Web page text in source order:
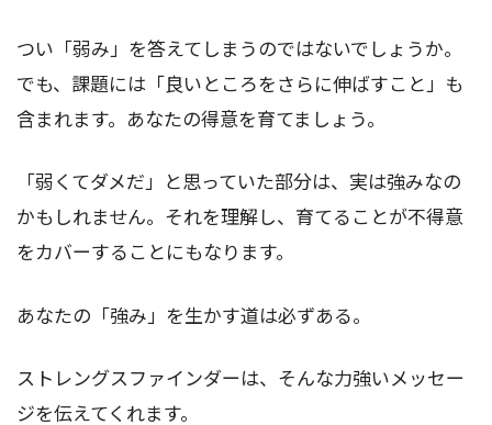
つい「弱み」を答えてしまうのではないでしょうか。
でも、課題には「良いところをさらに伸ばすこと」も
含まれます。あなたの得意を育てましょう。
「弱くてダメだ」と思っていた部分は、実は強みなの
かもしれません。それを理解し、育てることが不得意
をカバーすることにもなります。
あなたの「強み」を生かす道は必ずある。
ストレングスファインダーは、そんな力強いメッセー
ジを伝えてくれます。